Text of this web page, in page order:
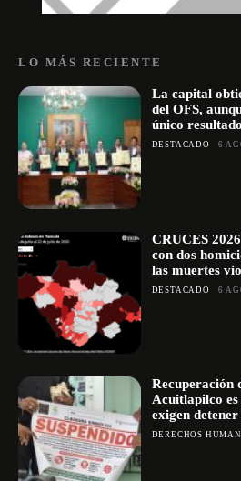
LO MÁS RECIENTE
La capital
del OFS,
único
DESTACADO 6
CRUCES
con dos
las muertes
DESTACADO 6
Recuperación
Acuitlapilco
exigen
DERECHOS